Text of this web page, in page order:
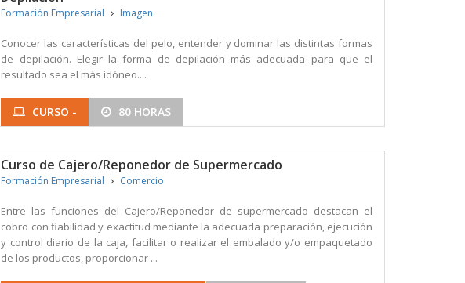
Formación Empresarial Imagen
Conocer las características del pelo, entender y dominar las distintas formas
de depilación. Elegir la forma de depilación más adecuada para que el
resultado sea el más idóneo....
CURSO - 80 HORAS
Curso de Cajero/Reponedor de Supermercado
Formación Empresarial Comercio
Entre las funciones del Cajero/Reponedor de supermercado destacan el
cobro con fiabilidad y exactitud mediante la adecuada preparación, ejecución
y control diario de la caja, facilitar o realizar el embalado y/o empaquetado
de los productos, proporcionar ...